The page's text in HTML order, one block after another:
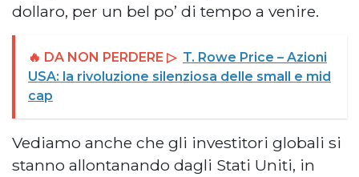
dollaro, per un bel po’ di tempo a venire.
🔥 DA NON PERDERE ▷ T. Rowe Price – Azioni
USA: la rivoluzione silenziosa delle small e mid
cap
Vediamo anche che gli investitori globali si
stanno allontanando dagli Stati Uniti, in